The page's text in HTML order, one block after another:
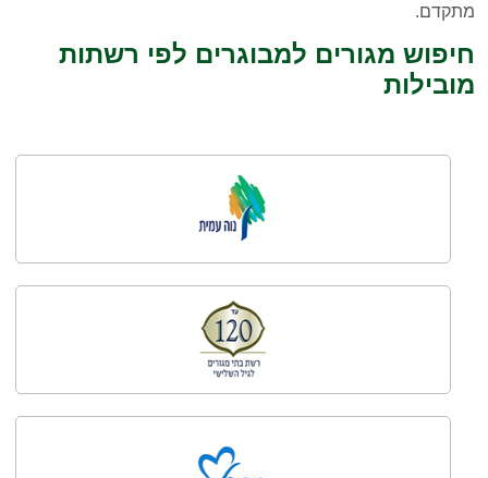
מתקדם.
חיפוש מגורים למבוגרים לפי רשתות
מובילות